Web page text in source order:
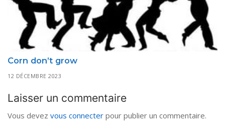
Corn don’t grow
12 DÉCEMBRE 2023
Laisser un commentaire
Vous devez vous connecter pour publier un commentaire.